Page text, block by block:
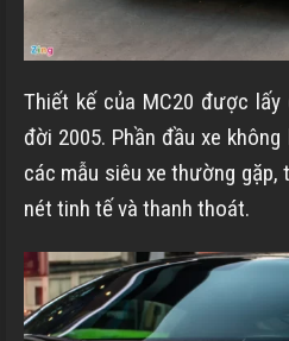
Thiết kế của MC20 được
đời 2005. Phần đầu xe
các mẫu siêu xe thường
nét tinh tế và thanh thoát.